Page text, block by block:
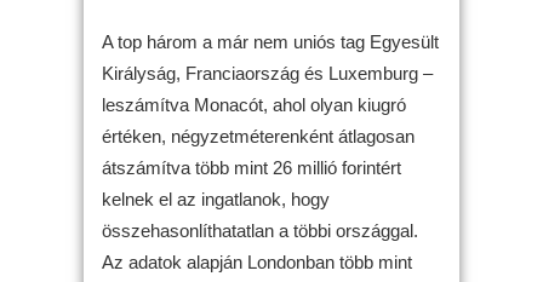
A top három a már nem uniós tag Egyesült
Királyság, Franciaország és Luxemburg –
leszámítva Monacót, ahol olyan kiugró
értéken, négyzetméterenként átlagosan
átszámítva több mint 26 millió forintért
kelnek el az ingatlanok, hogy
összehasonlíthatatlan a többi országgal.
Az adatok alapján Londonban több mint